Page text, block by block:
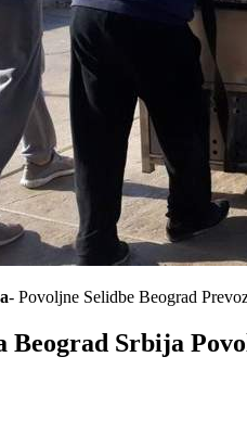
- Povoljne Selidbe Beograd
Beograd Srbija